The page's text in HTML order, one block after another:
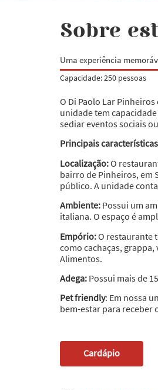
Sobre
Uma experiência
Capacidade: 250 pessoas
O Di Paolo Lar
unidade tem
sediar eventos sociais
Principais
Localização:O
bairro de Pinheiros, em
público. A unidade
Ambiente: Possui um
italiana. O espaço é
Empório:O restaurante
como cachaças,
Alimentos.
Adega: Possui mais de
Pet friendly: Em nossa
bem-estar para receber
Cardápio